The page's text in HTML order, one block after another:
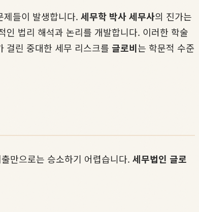
들이 발생합니다. 세무학 박사 세무사의 진가는
법리 해석과 논리를 개발합니다. 이러한 학술
걸린 중대한 세무 리스크를 글로비는 학문적 수준
만으로는 승소하기 어렵습니다. 세무법인 글로